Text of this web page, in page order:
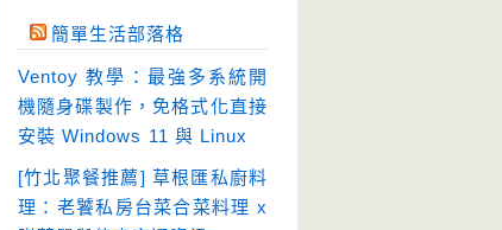
即時通訊 (23)
壓縮軟體 (9)
安全防護 (55)
影音播放 (51)
影音轉檔 (81)
簡單生活部落格
Ventoy 教學：最強多系統開
機隨身碟製作，免格式化直接
安裝 Windows 11 與 Linux
[竹北聚餐推薦] 草根匯私廚料
理：老饕私房台菜合菜料理 x